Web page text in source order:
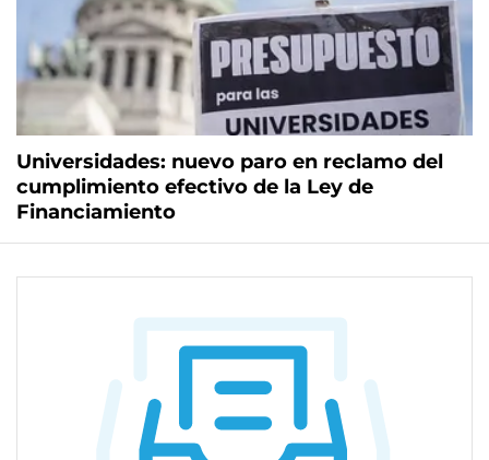
Universidades: nuevo paro en reclamo del
cumplimiento efectivo de la Ley de
Financiamiento